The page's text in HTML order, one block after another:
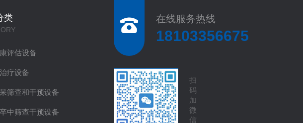
类
评估设备
疗设备
筛查和干预设备
中筛查干预设备
在线服务热线
18103356675
扫
码
加
微
信